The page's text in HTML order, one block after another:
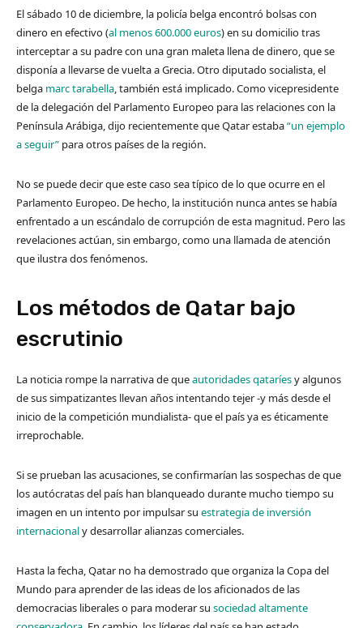
El sábado 10 de diciembre, la policía belga encontró bolsas con
dinero en efectivo (al menos 600.000 euros) en su domicilio tras
interceptar a su padre con una gran maleta llena de dinero, que se
disponía a llevarse de vuelta a Grecia. Otro diputado socialista, el
belga marc tarabella, también está implicado. Como vicepresidente
de la delegación del Parlamento Europeo para las relaciones con la
Península Arábiga, dijo recientemente que Qatar estaba“un ejemplo
a seguir” para otros países de la región.
No se puede decir que este caso sea típico de lo que ocurre en el
Parlamento Europeo. De hecho, la institución nunca antes se había
enfrentado a un escándalo de corrupción de esta magnitud. Pero las
revelaciones actúan, sin embargo, como una llamada de atención
que ilustra dos fenómenos.
Los métodos de Qatar bajo
escrutinio
La noticia rompe la narrativa de queautoridades qataríesy algunos
de sus simpatizantes llevan años intentando tejer -y más desde el
inicio de la competición mundialista- que el país ya es éticamente
irreprochable.
Si se prueban las acusaciones, se confirmarían las sospechas de que
los autócratas del país han blanqueado durante mucho tiempo su
imagen en un intento por impulsar su estrategia de inversión
internacionaly desarrollar alianzas comerciales.
Hasta la fecha, Qatar no ha demostrado que organiza la Copa del
Mundo para aprender de las ideas de los aficionados de las
democracias liberales o para moderar su sociedad altamente